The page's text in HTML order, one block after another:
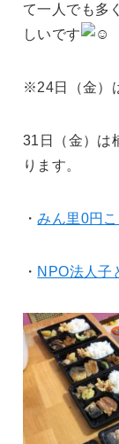
て一人でも多
しいです
※24日（金）
31日（金）は
ります。
・みん里0円
・ NPO法人子